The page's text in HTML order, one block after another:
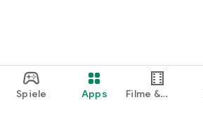
Spiele Apps
Filme &